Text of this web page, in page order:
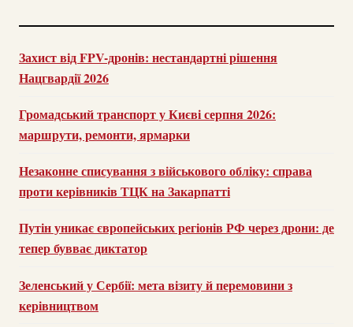
Захист від FPV-дронів: нестандартні рішення
Нацгвардії 2026
Громадський транспорт у Києві серпня 2026:
маршрути, ремонти, ярмарки
Незаконне списування з військового обліку: справа
проти керівників ТЦК на Закарпатті
Путін уникає європейських регіонів РФ через дрони: де
тепер бувває диктатор
Зеленський у Сербії: мета візиту й перемовини з
керівництвом